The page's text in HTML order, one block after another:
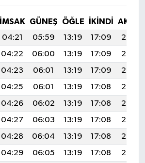
İMSAK GÜNEŞ ÖĞLE İKINDI
04:21 05:59 13:19 17:09
20:29
04:22 06:00 13:19 17:09
20:28
04:23 06:01 13:19 17:09
20:27
04:25 06:01 13:19 17:08
20:27
04:26 06:02 13:19 17:08
20:26
04:27 06:03 13:19 17:08
20:25
04:28 06:04 13:19 17:08
20:24
04:29 06:05 13:19 17:08
20:23